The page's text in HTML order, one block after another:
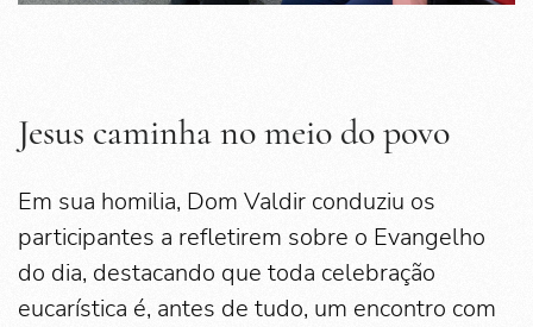
Jesus caminha no meio do povo
Em sua homilia, Dom Valdir conduziu os
participantes a refletirem sobre o Evangelho
do dia, destacando que toda celebração
eucarística é, antes de tudo, um encontro com